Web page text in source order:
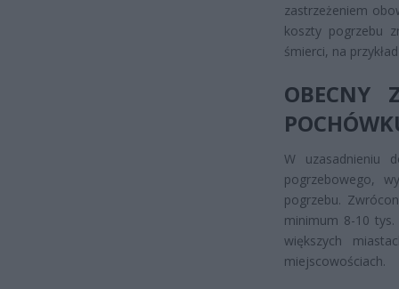
zastrzeżeniem
koszty pogrzebu
śmierci, na
OBECNY
W uzasadnieniu
pogrzebowego,
pogrzebu.
minimum 8-10
większych
miejscowościach.